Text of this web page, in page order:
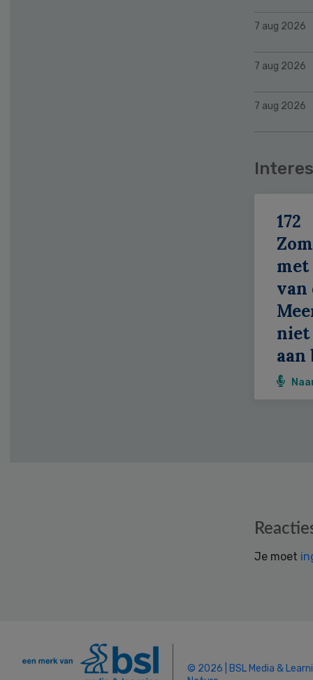
7 aug 2026
7 aug 2026
7 aug 2026
172
met
van
niet
aan
Je moet
© 2026 | BSL Media &